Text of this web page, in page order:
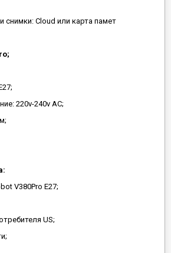
снимки: Cloud или карта памет
220v-240v AC;
V380Pro E27;
US;